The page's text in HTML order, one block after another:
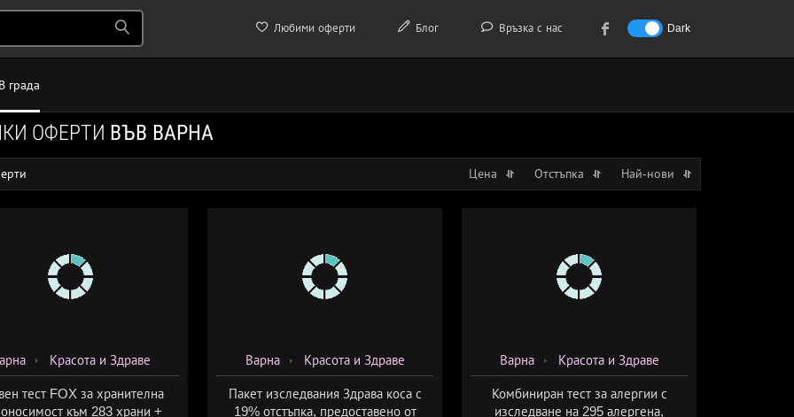
Любими оферти Блог Връзка с нас Dark
В града
ОФЕРТИ ВЪВ ВАРНА
Цена Отстъпка Най-нови
Красота и Здраве
тест FOX за хранителна
към 283 храни +
Варна Красота и Здраве
Пакет изследвания Здрава коса с
19% отстъпка, предоставено от
Варна Красота и Здраве
Комбиниран тест за алергии с
изследване на 295 алергена,